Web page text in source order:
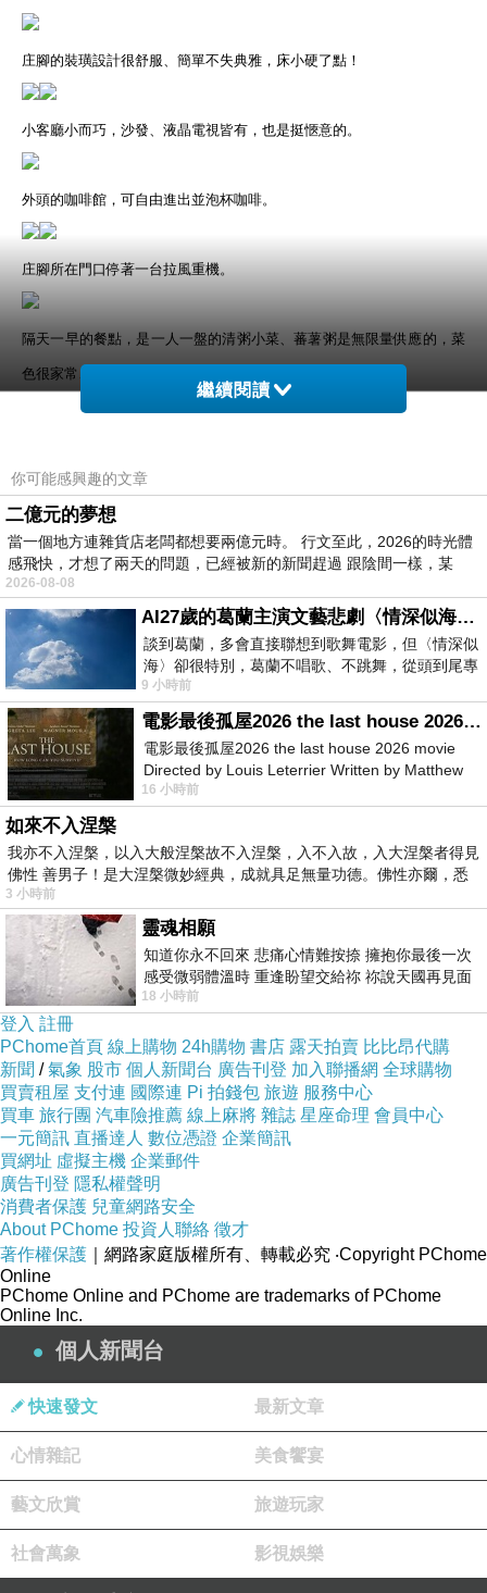
庄腳的裝璜設計很舒服、簡單不失典雅，床小硬了點！
小客廳小而巧，沙發、液晶電視皆有，也是挺愜意的。
外頭的咖啡館，可自由進出並泡杯咖啡。
庄腳所在門口停著一台拉風重機。
隔天一早的餐點，是一人一盤的清粥小菜、蕃薯粥是無限量供應的，菜
色很家常、份量很足啊！
詢問吳媽(老闆娘)也都能一一解答。
來到庄腳所在，不能錯過鄧伯花廊咖啡館，來杯拿鐵、焦糖瑪奇朵，漸
層式的咖啡好美麗、好享受。
點杯咖啡靜靜的把場所拉到巴里島發呆亭、甚至是多爬幾層階梯望這片
綠色山巒。
底下瓜棚、花草也是不容錯過。
小木偶增添不少逗趣景像。
庄腳所在榮獲台灣生態教育協會特優等獎、獎狀佳評不斷。
眾多花朵的管理員是吳爸的朋友幫忙照料，猶如一個大家庭般。
發呆亭，紅磚木桌椅、像是被綠色精靈包圍了起來。
鄧伯的一草一木維護滿好的、吳爸吳媽人更是親切NICE。
鄧伯花廊，走過花兒隧道般、季節對了是整條花兒步道呢！
將咖啡端至景觀亭望著遠方、或者躺在涼椅上頭、端坐高腳椅上。
這兒無時限、無人打擾、不用趕景點。
庄腳所在休閒農場(民宿)│鄧伯花廊咖啡館
訂房專線：TEL：03-9222000
地址：宜蘭縣員山鄉枕山村坡城路69-9號
延伸閱讀：
繼續閱讀
你可能感興趣的文章
二億元的夢想
當一個地方連雜貨店老闆都想要兩億元時。 行文至此，2026的時光體
感飛快，才想了兩天的問題，已經被新的新聞趕過 跟陰間一樣，某
2026-08-08
AI27歲的葛蘭主演文藝悲劇〈情深似海〉 #戀上老電影 #葛蘭 #粟子
談到葛蘭，多會直接聯想到歌舞電影，但〈情深似
海〉卻很特別，葛蘭不唱歌、不跳舞，從頭到尾專
心演戲。拍攝期間，經常工作超過12個鐘
9 小時前
電影最後孤屋2026 the last house 2026 movie
電影最後孤屋2026 the last house 2026 movie
Directed by Louis Leterrier Written by Matthew
Robinson Starring Greta Lee Wa
16 小時前
如來不入涅槃
我亦不入涅槃，以入大般涅槃故不入涅槃，入不入故，入大涅槃者得見
佛性 善男子！是大涅槃微妙經典，成就具足無量功德。佛性亦爾，悉
3 小時前
靈魂相願
知道你永不回來 悲痛心情難按捺 擁抱你最後一次
感受微弱體溫時 重逢盼望交給祢 祢說天國再見面
此刻忍淚說別離 他日靈魂再
18 小時前
登入 註冊
PChome首頁 線上購物 24h購物 書店 露天拍賣 比比昂代購
新聞 /氣象 股市 個人新聞台 廣告刊登 加入聯播網 全球購物
買賣租屋 支付連 國際連 Pi 拍錢包 旅遊 服務中心
買車 旅行團 汽車險推薦 線上麻將 雜誌 星座命理 會員中心
一元簡訊 直播達人 數位憑證 企業簡訊
買網址 虛擬主機 企業郵件
廣告刊登 隱私權聲明
消費者保護 兒童網路安全
About PChome 投資人聯絡 徵才
著作權保護 ｜網路家庭版權所有、轉載必究 ‧Copyright PChome
Online
PChome Online and PChome are trademarks of PChome
Online Inc.
個人新聞台
快速發文 最新文章
心情雜記 美食饗宴
藝文欣賞 旅遊玩家
社會萬象 影視娛樂